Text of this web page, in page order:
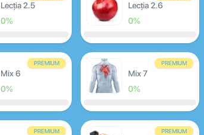
Lecția 2.5
0%
Lecția 2.6
0%
PREMIUM
Mix 6
0%
PREMIUM
Mix 7
0%
PREMIUM PREMIUM